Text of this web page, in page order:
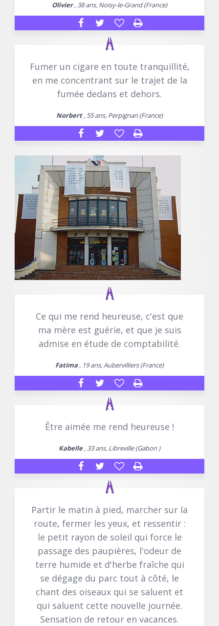
Olivier, 38 ans, Noisy-le-Grand (France)
Fumer un cigare en toute tranquillité,
en me concentrant sur le trajet de la
fumée dedans et dehors.
Norbert, 55 ans, Perpignan (France)
Ce qui me rend heureuse, c'est que
ma mère est guérie, et que je suis
admise en étude de comptabilité.
Fatima , 19 ans, Aubervilliers (France)
Être aimée me rend heureuse !
Kabelle, 33 ans, Libreville (Gabon )
Partir le matin à pied, marcher sur la
route, fermer les yeux, et ressentir :
le petit rayon de soleil qui force le
passage des paupières, l'odeur de
terre humide et d'herbe fraîche qui
se dégage du parc tout à côté, le
chant des oiseaux qui se saluent et
qui saluent cette nouvelle journée.
Sensation de retour en vacances.